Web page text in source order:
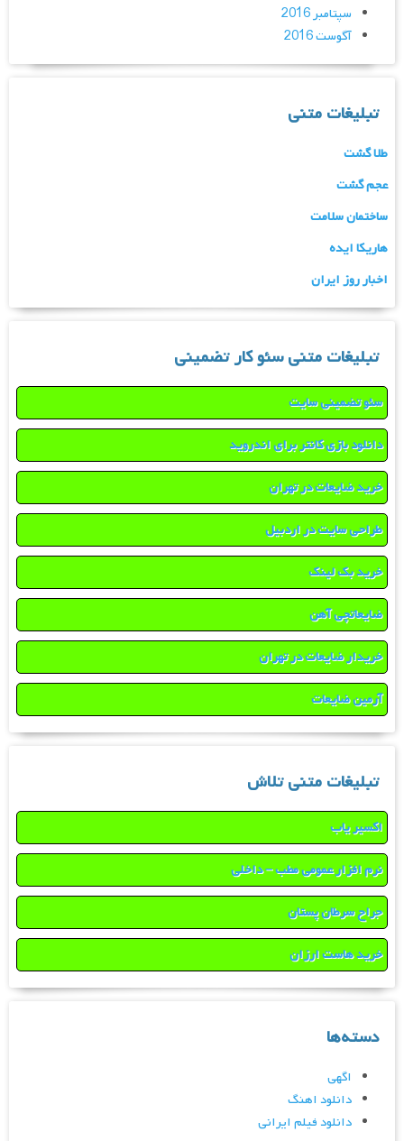
سپتامبر 2016
آگوست 2016
تبلیغات متنی
طلا گشت
عجم گشت
ساختمان سلامت
هاریکا ایده
اخبار روز ایران
تبلیغات متنی سئو کار تضمینی
سئو تضمینی سایت
دانلود بازی کانتر برای اندروید
خرید ضایعات در تهران
طراحی سایت در اردبیل
خرید بک لینک
ضایعاتچی آهن
خریدار ضایعات در تهران
آرمین ضایعات
تبلیغات متنی تلاش
اکسیر یاب
نرم افزار عمومی مطب – داخلی
جراح سرطان پستان
خرید هاست ارزان
دسته‌ها
اگهی
دانلود اهنگ
دانلود فیلم ایرانی